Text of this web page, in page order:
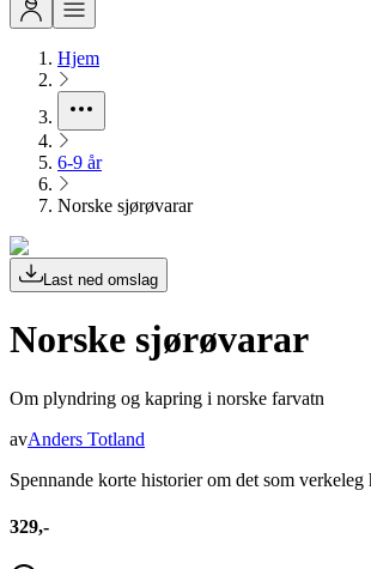
Hjem
6-9 år
Norske sjørøvarar
Last ned omslag
Norske sjørøvarar
Om plyndring og kapring i norske farvatn
avAnders Totland
Spennande korte historier om det som verkeleg
329,-